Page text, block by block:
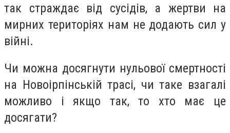
так страждає від сусідів, а жертви на
мирних територіях нам не додають сил у
війні.
Чи можна досягнути нульової смертності
на Новоірпінській трасі, чи таке взагалі
можливо і якщо так, то хто має це
досягати?